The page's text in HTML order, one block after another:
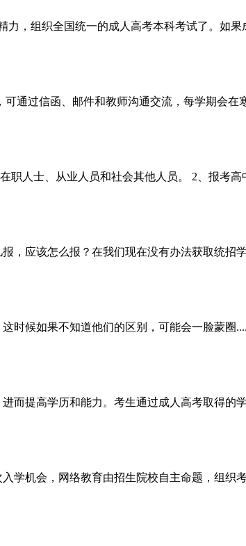
，组织全国统一的成人高考本科考试了。如
通过信函、邮件和教师沟通交流，每学期会
职人士、从业人员和社会其他人员。 2、报考
，应该怎么报？在我们现在没有办法获取统招
时候如果不知道他们的区别，可能会一脸蒙圈
而提高学历和能力。考生通过成人高考取得的
学机会，网络教育由招生院校自主命题，组